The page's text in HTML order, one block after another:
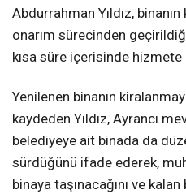
Abdurrahman Yıldız,
onarım sürecinden
kısa süre içerisinde hizmete
Yenilenen binanın
kaydeden Yıldız, Ayrancı
belediyeye ait binada da
sürdüğünü ifade ederek,
binaya taşınacağını ve